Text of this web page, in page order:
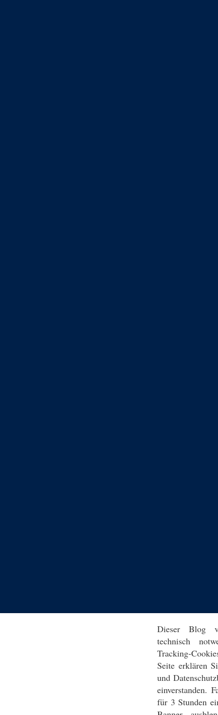
Dieser Blog
technisch
Tracking-
Seite erklären
und
einverstanden.
für 3 Stunden